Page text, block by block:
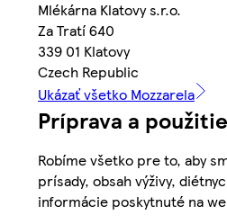
Mlékárna Klatovy s.r.o.
Za Tratí 640
339 01 Klatovy
Czech Republic
Ukázať všetko Mozzarela
Príprava a použitie
Robíme všetko pre to, aby
prísady, obsah výživy,
informácie poskytnuté na